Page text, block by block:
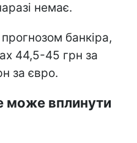
немає.
банкіра,
44,5-45 грн за
за євро.
може вплинути